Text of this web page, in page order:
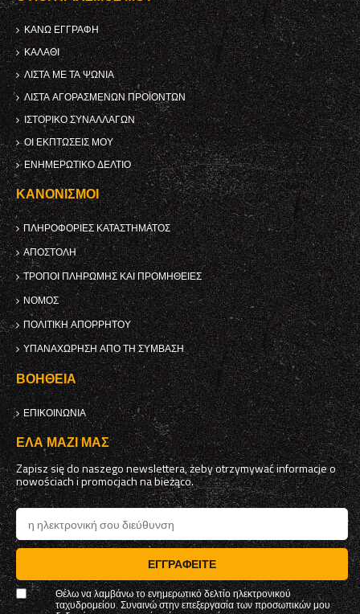
ΚΑΝΩ ΕΓΓΡΑΦΗ
ΚΑΛΆΘΙ
ΛΊΣΤΑ ΜΕ ΤΑ ΨΏΝΙΑ
ΛΊΣΤΑ ΑΓΟΡΑΣΜΈΝΩΝ ΠΡΟΪΌΝΤΩΝ
ΙΣΤΟΡΙΚΌ ΣΥΝΑΛΛΑΓΏΝ
ΟΙ ΕΚΠΤΏΣΕΙΣ ΜΟΥ
ΕΝΗΜΕΡΩΤΙΚΌ ΔΕΛΤΊΟ
ΚΑΝΟΝΙΣΜΟΊ
ΠΛΗΡΟΦΟΡΊΕΣ ΚΑΤΑΣΤΉΜΑΤΟΣ
ΑΠΟΣΤΟΛΉ
ΤΡΌΠΟΙ ΠΛΗΡΩΜΉΣ ΚΑΙ ΠΡΟΜΉΘΕΙΕΣ
ΝΌΜΟΣ
ΠΟΛΙΤΙΚΉ ΑΠΟΡΡΉΤΟΥ
ΥΠΑΝΑΧΏΡΗΣΗ ΑΠΌ ΤΗ ΣΎΜΒΑΣΗ
ΒΟΉΘΕΙΑ
ΕΠΙΚΟΙΝΩΝΊΑ
ΈΛΑ ΜΑΖΊ ΜΑΣ
Zapisz się do naszego newslettera, żeby otrzymywać informacje o
nowościach i promocjach na bieżąco.
ΕΓΓΡΑΦΕΊΤΕ
Θέλω να λαμβάνω το ενημερωτικό δελτίο ηλεκτρονικού
ταχυδρομείου. Συναινώ στην επεξεργασία των προσωπικών μου